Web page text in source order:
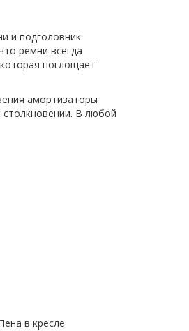
и подголовник
ремни всегда
поглощает
амортизаторы
В любой
в кресле